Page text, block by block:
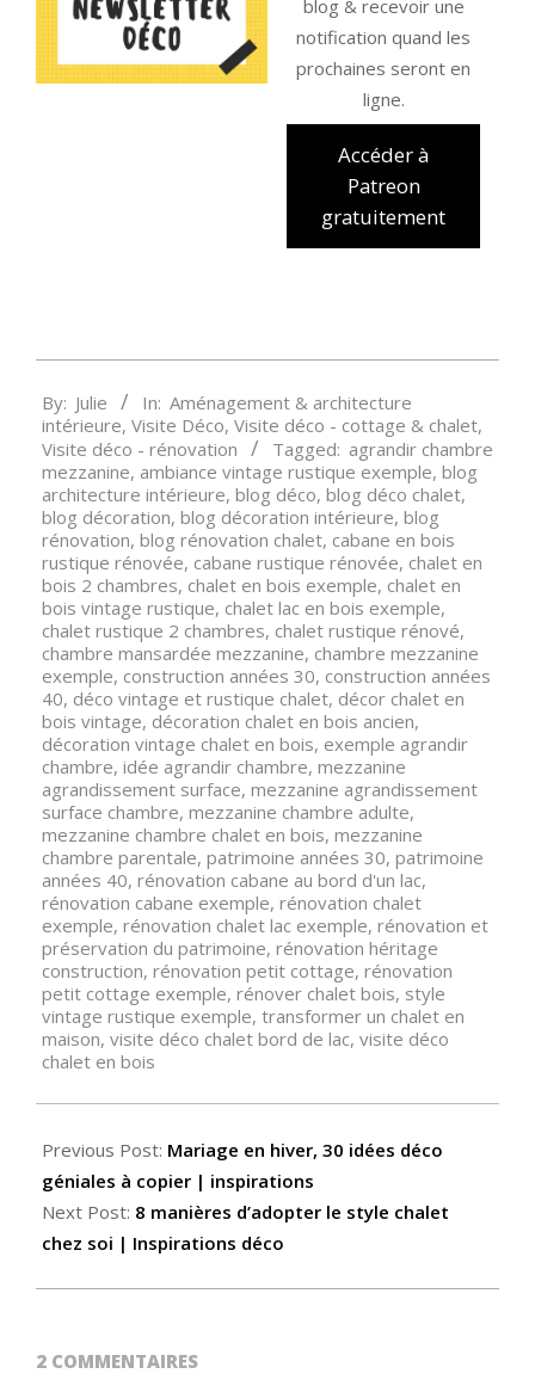
blog & recevoir une
notification quand les
prochaines seront en
ligne.
Accéder à
Patreon
gratuitement
01-
23
By: Julie In: Aménagement & architecture
intérieure, Visite Déco, Visite déco - cottage & chalet,
Visite déco - rénovation
Tagged: agrandir chambre
mezzanine, ambiance vintage rustique exemple, blog
architecture intérieure, blog déco, blog déco chalet,
blog décoration, blog décoration intérieure, blog
rénovation, blog rénovation chalet, cabane en bois
rustique rénovée, cabane rustique rénovée, chalet en
bois 2 chambres, chalet en bois exemple, chalet en
bois vintage rustique, chalet lac en bois exemple,
chalet rustique 2 chambres, chalet rustique rénové,
chambre mansardée mezzanine, chambre mezzanine
exemple, construction années 30, construction années
40, déco vintage et rustique chalet, décor chalet en
bois vintage, décoration chalet en bois ancien,
décoration vintage chalet en bois, exemple agrandir
chambre, idée agrandir chambre, mezzanine
agrandissement surface, mezzanine agrandissement
surface chambre, mezzanine chambre adulte,
mezzanine chambre chalet en bois, mezzanine
chambre parentale, patrimoine années 30, patrimoine
années 40, rénovation cabane au bord d'un lac,
rénovation cabane exemple, rénovation chalet
exemple, rénovation chalet lac exemple, rénovation et
préservation du patrimoine, rénovation héritage
construction, rénovation petit cottage, rénovation
petit cottage exemple, rénover chalet bois, style
vintage rustique exemple, transformer un chalet en
maison, visite déco chalet bord de lac, visite déco
chalet en bois
Previous Post: Mariage en hiver, 30 idées déco
géniales à copier | inspirations
Next Post: 8 manières d’adopter le style chalet
chez soi | Inspirations déco
2 COMMENTAIRES